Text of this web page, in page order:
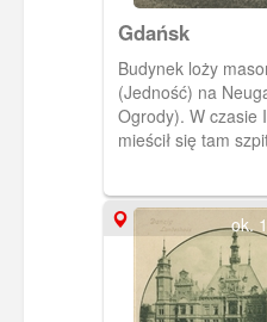
Gdańsk
Budynek loży
(Jedność) na
Ogrody). W czasie
mieścił się tam
ok.